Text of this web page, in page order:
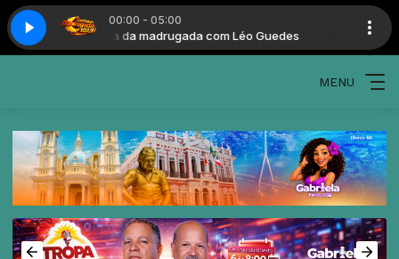
00:00 - 05:00
Turma da madrugada com Léo Guedes
MENU